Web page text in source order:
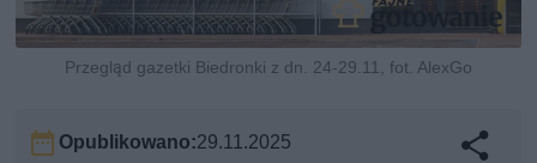
Przegląd gazetki Biedronki z dn. 24-29.11, fot. AlexGo
Opublikowano:29.11.2025